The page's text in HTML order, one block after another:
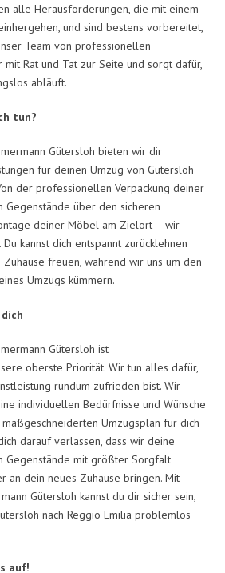
alle Herausforderungen, die mit einem
und sind bestens vorbereitet,
Team von professionellen
Rat und Tat zur Seite und sorgt dafür,
abläuft.
tun?
Gütersloh bieten wir dir
für deinen Umzug von Gütersloh
der professionellen Verpackung deiner
über den sicheren
deiner Möbel am Zielort – wir
kannst dich entspannt zurücklehnen
freuen, während wir uns um den
Umzugs kümmern.
Gütersloh ist
oberste Priorität. Wir tun alles dafür,
rundum zufrieden bist. Wir
individuellen Bedürfnisse und Wünsche
Umzugsplan für dich
darauf verlassen, dass wir deine
Gegenstände mit größter Sorgfalt
an dein neues Zuhause bringen. Mit
Gütersloh kannst du dir sicher sein,
nach Reggio Emilia problemlos
auf!